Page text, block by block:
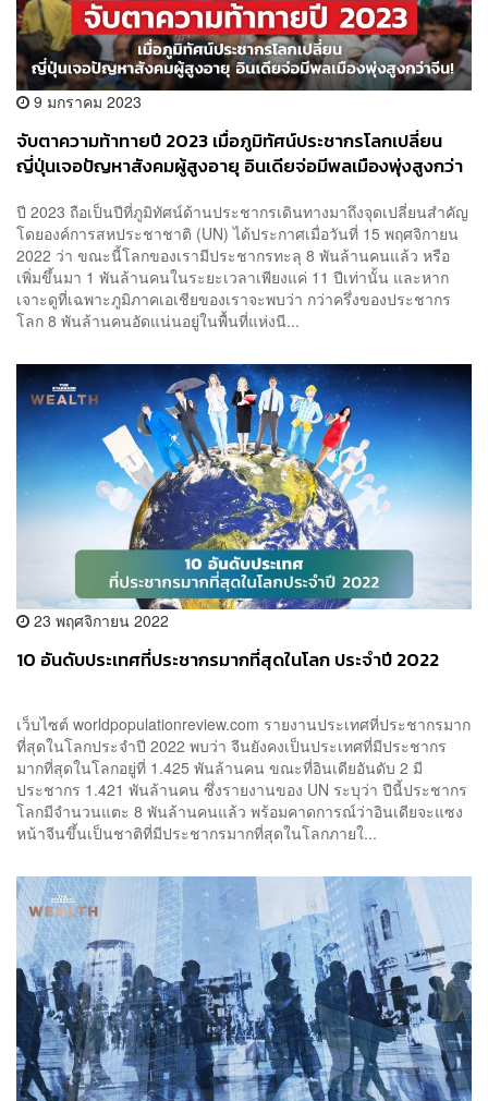
9 มกราคม 2023
จับตาความท้าทายปี 2023 เมื่อภูมิทัศน์ประชากรโลกเปลี่ยน
ญี่ปุ่นเจอปัญหาสังคมผู้สูงอายุ อินเดียจ่อมีพลเมืองพุ่งสูงกว่า
ปี 2023 ถือเป็นปีที่ภูมิทัศน์ด้านประชากรเดินทางมาถึงจุดเปลี่ยนสำคัญ
โดยองค์การสหประชาชาติ (UN) ได้ประกาศเมื่อวันที่ 15 พฤศจิกายน
2022 ว่า ขณะนี้โลกของเรามีประชากรทะลุ 8 พันล้านคนแล้ว หรือ
เพิ่มขึ้นมา 1 พันล้านคนในระยะเวลาเพียงแค่ 11 ปีเท่านั้น และหาก
เจาะดูที่เฉพาะภูมิภาคเอเชียของเราจะพบว่า กว่าครึ่งของประชากร
โลก 8 พันล้านคนอัดแน่นอยู่ในพื้นที่แห่งนี...
23 พฤศจิกายน 2022
10 อันดับประเทศที่ประชากรมากที่สุดในโลก ประจำปี 2022
เว็บไซต์ worldpopulationreview.com รายงานประเทศที่ประชากรมาก
ที่สุดในโลกประจำปี 2022 พบว่า จีนยังคงเป็นประเทศที่มีประชากร
มากที่สุดในโลกอยู่ที่ 1.425 พันล้านคน ขณะที่อินเดียอันดับ 2 มี
ประชากร 1.421 พันล้านคน ซึ่งรายงานของ UN ระบุว่า ปีนี้ประชากร
โลกมีจำนวนแตะ 8 พันล้านคนแล้ว พร้อมคาดการณ์ว่าอินเดียจะแซง
หน้าจีนขึ้นเป็นชาติที่มีประชากรมากที่สุดในโลกภายใ...